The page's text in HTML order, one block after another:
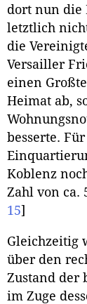
dort nun die
letztlich
die
Versailler
einen
Heimat ab,
besserte.
Koblenz
Zahl von ca.
15]
Gleichzeitig
über den
Zustand der
im Zuge